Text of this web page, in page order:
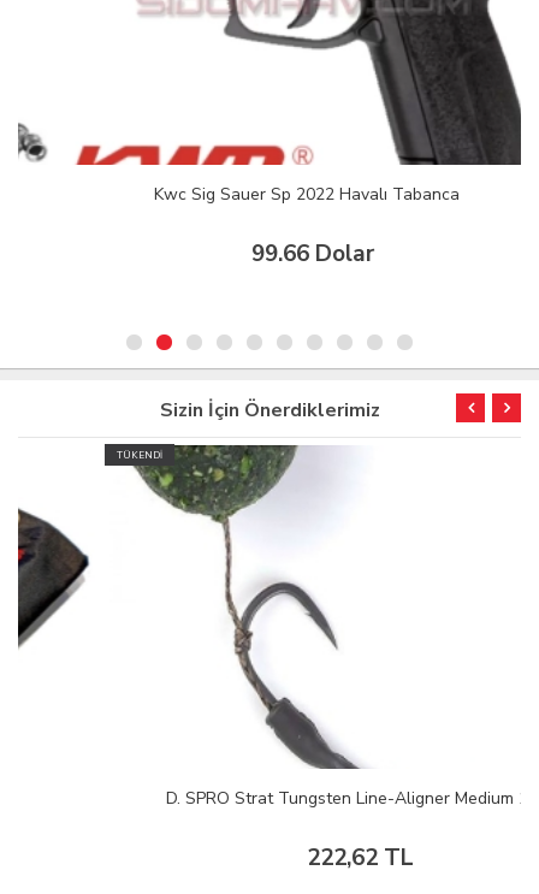
Kwc Sig Sauer Sp 2022 Havalı Tabanca
99.66 Dolar
Sizin İçin Önerdiklerimiz
D. SPRO Strat Tungsten Line-Aligner Medium 1/8
222,62 TL